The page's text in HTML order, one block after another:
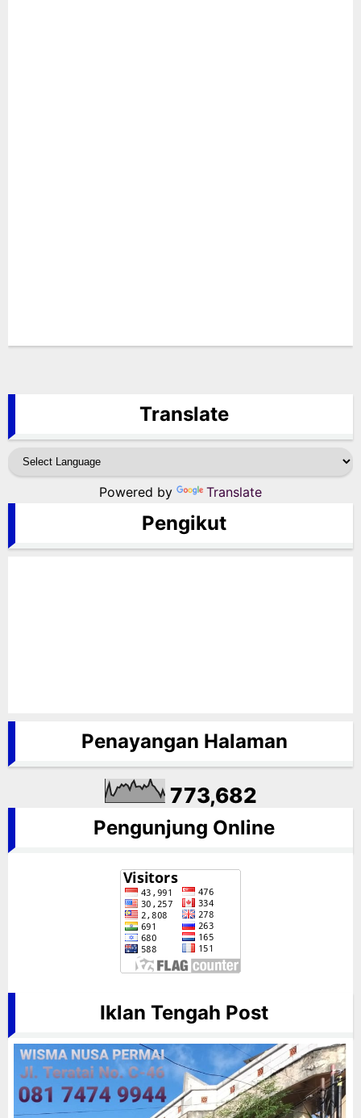
Translate
Powered by Translate
Pengikut
Penayangan Halaman
773,682
Pengunjung Online
Iklan Tengah Post